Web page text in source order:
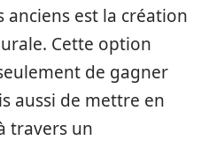
est la création
Cette option
de gagner
aussi de mettre en
travers un